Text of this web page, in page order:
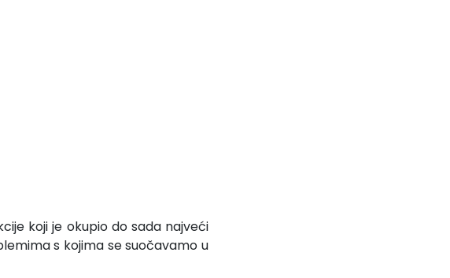
koji je okupio do sada najveći
s kojima se suočavamo u